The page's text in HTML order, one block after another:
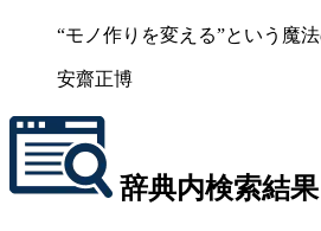
“モノ作りを変える”という魔
安齋正博
辞典内検索結果